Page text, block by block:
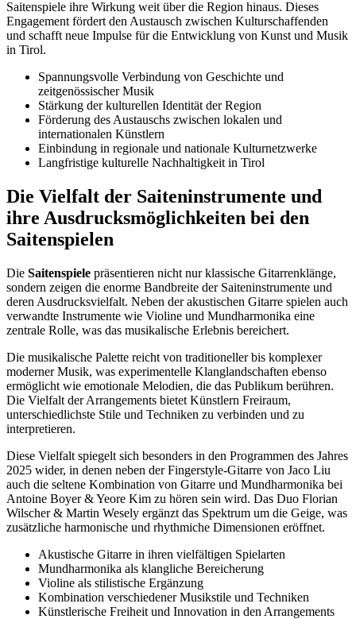
Saitenspiele ihre Wirkung weit über die Region hinaus. Dieses
Engagement fördert den Austausch zwischen Kulturschaffenden
und schafft neue Impulse für die Entwicklung von Kunst und Musik
in Tirol.
Spannungsvolle Verbindung von Geschichte und
zeitgenössischer Musik
Stärkung der kulturellen Identität der Region
Förderung des Austauschs zwischen lokalen und
internationalen Künstlern
Einbindung in regionale und nationale Kulturnetzwerke
Langfristige kulturelle Nachhaltigkeit in Tirol
Die Vielfalt der Saiteninstrumente und
ihre Ausdrucksmöglichkeiten bei den
Saitenspielen
Die Saitenspiele präsentieren nicht nur klassische Gitarrenklänge,
sondern zeigen die enorme Bandbreite der Saiteninstrumente und
deren Ausdrucksvielfalt. Neben der akustischen Gitarre spielen auch
verwandte Instrumente wie Violine und Mundharmonika eine
zentrale Rolle, was das musikalische Erlebnis bereichert.
Die musikalische Palette reicht von traditioneller bis komplexer
moderner Musik, was experimentelle Klanglandschaften ebenso
ermöglicht wie emotionale Melodien, die das Publikum berühren.
Die Vielfalt der Arrangements bietet Künstlern Freiraum,
unterschiedlichste Stile und Techniken zu verbinden und zu
interpretieren.
Diese Vielfalt spiegelt sich besonders in den Programmen des Jahres
2025 wider, in denen neben der Fingerstyle-Gitarre von Jaco Liu
auch die seltene Kombination von Gitarre und Mundharmonika bei
Antoine Boyer & Yeore Kim zu hören sein wird. Das Duo Florian
Wilscher & Martin Wesely ergänzt das Spektrum um die Geige, was
zusätzliche harmonische und rhythmiche Dimensionen eröffnet.
Akustische Gitarre in ihren vielfältigen Spielarten
Mundharmonika als klangliche Bereicherung
Violine als stilistische Ergänzung
Kombination verschiedener Musikstile und Techniken
Künstlerische Freiheit und Innovation in den Arrangements